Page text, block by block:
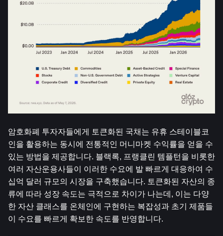
암호화폐 투자자들에게 토큰화된 국채는 유휴 스테이블코
인을 활용하는 동시에 전통적인 머니마켓 수익률을 얻을 수
있는 방법을 제공합니다. 블랙록, 프랭클린 템플턴을 비롯한
여러 자산운용사들이 이러한 수요에 발 빠르게 대응하여 수
십억 달러 규모의 시장을 구축했습니다. 토큰화된 자산의 종
류에 따라 성장 속도는 극적으로 차이가 나는데, 이는 다양
한 자산 클래스를 온체인에 구현하는 복잡성과 초기 제품들
이 수요를 빠르게 확보한 속도를 반영합니다.